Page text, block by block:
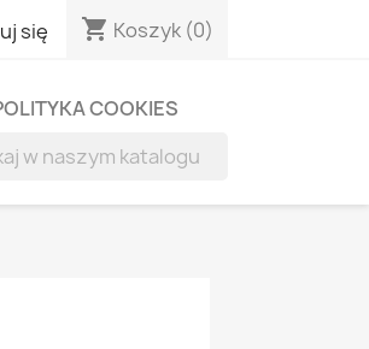
się shopping_cart Koszyk (0)
COOKIES